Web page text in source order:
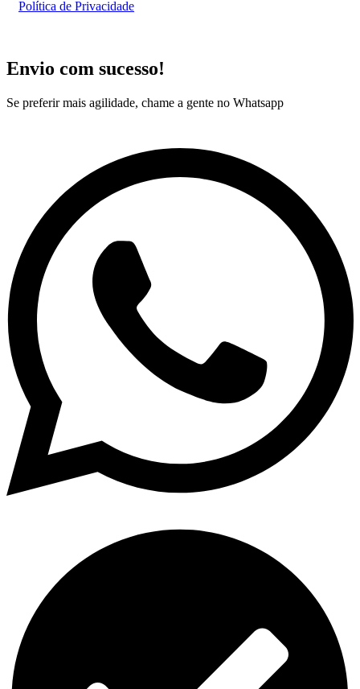
Política de Privacidade
Envio com sucesso!
Se preferir mais agilidade, chame a gente no Whatsapp